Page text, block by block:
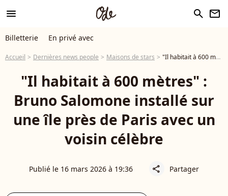
menu search newsletter
Billetterie En privé avec
Accueil Dernières news people Maisons de stars "Il habitait à 600 mètres" : Bruno Salomone installé sur une île près de Paris avec un voisin célèbre
"Il habitait à 600 mètres" :
Bruno Salomone installé sur
une île près de Paris avec un
voisin célèbre
Publié le 16 mars 2026 à 19:36 share Partager